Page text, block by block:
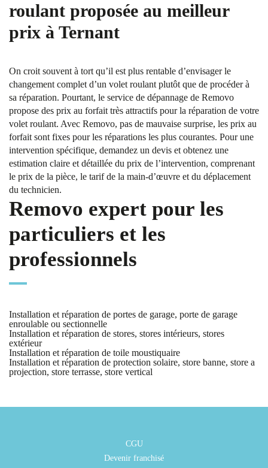
roulant proposée au meilleur
prix à Ternant
On croit souvent à tort qu’il est plus rentable d’envisager le
changement complet d’un volet roulant plutôt que de procéder à
sa réparation. Pourtant, le service de dépannage de Removo
propose des prix au forfait très attractifs pour la réparation de votre
volet roulant. Avec Removo, pas de mauvaise surprise, les prix au
forfait sont fixes pour les réparations les plus courantes. Pour une
intervention spécifique, demandez un devis et obtenez une
estimation claire et détaillée du prix de l’intervention, comprenant
le prix de la pièce, le tarif de la main-d’œuvre et du déplacement
du technicien.
Removo expert pour les
particuliers et les
professionnels
Installation et réparation de portes de garage, porte de garage
enroulable ou sectionnelle
Installation et réparation de stores, stores intérieurs, stores
extérieur
Installation et réparation de toile moustiquaire
Installation et réparation de protection solaire, store banne, store a
projection, store terrasse, store vertical
CGU
Devenir franchisé